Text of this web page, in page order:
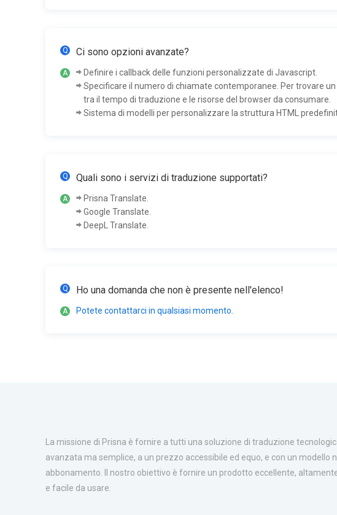
Ci sono opzioni avanzate?
Definire i callback delle funzioni personalizzate di Javascript.
Specificare il numero di chiamate contemporanee. Per trovare
tra il tempo di traduzione e le risorse del browser da consumare.
Sistema di modelli per personalizzare la struttura HTML
Quali sono i servizi di traduzione supportati?
Prisna Translate.
Google Translate.
DeepL Translate.
Ho una domanda che non è presente nell'elenco!
Potete contattarci in qualsiasi momento.
La missione di Prisna è fornire a tutti una soluzione di traduzione
avanzata ma semplice, a un prezzo accessibile ed equo, e con un modello
abbonamento. Il nostro obiettivo è fornire un prodotto eccellente,
e facile da usare.